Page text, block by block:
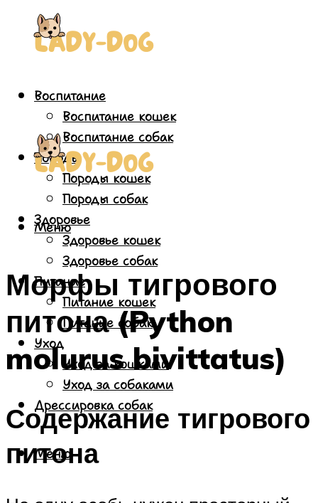
Воспитание
Воспитание кошек
Воспитание собак
Породы
Породы кошек
Породы собак
Здоровье
Здоровье кошек
Здоровье собак
Питание
Питание кошек
Питание собак
Уход
Уход за кошками
Уход за собаками
Дрессировка собак
Меню
Меню
Морфы тигрового
питона (Python
molurus bivittatus)
Содержание тигрового
питона